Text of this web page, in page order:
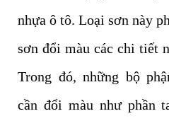
nhựa ô tô. Loại sơn này
sơn đổi màu các chi tiết
Trong đó, những bộ
cần đổi màu như phần